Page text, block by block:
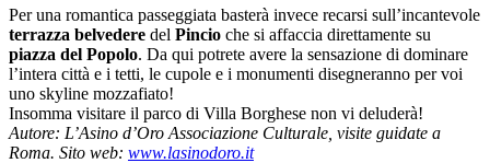
Per una romantica passeggiata basterà invece recarsi sull’incantevole
terrazza belvedere del Pincio che si affaccia direttamente su
piazza del Popolo. Da qui potrete avere la sensazione di dominare
l’intera città e i tetti, le cupole e i monumenti disegneranno per voi
uno skyline mozzafiato!
Insomma visitare il parco di Villa Borghese non vi deluderà!
Autore: L’Asino d’Oro Associazione Culturale, visite guidate a
Roma. Sito web: www.lasinodoro.it